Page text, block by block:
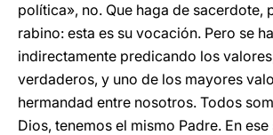
política», no. Que haga de sacerdote,
rabino: esta es su vocación. Pero se
indirectamente predicando los
verdaderos, y uno de los mayores
hermandad entre nosotros. Todos
Dios, tenemos el mismo Padre. En